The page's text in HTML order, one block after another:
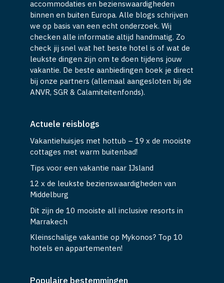
accommodaties en bezienswaardigheden
binnen en buiten Europa. Alle blogs schrijven
we op basis van een echt onderzoek. Wij
checken alle informatie altijd handmatig. Zo
check jij snel wat het beste hotel is of wat de
leukste dingen zijn om te doen tijdens jouw
vakantie. De beste aanbiedingen boek je direct
bij onze partners (allemaal aangesloten bij de
ANVR, SGR & Calamiteitenfonds).
Actuele reisblogs
Vakantiehuisjes met hottub – 19 x de mooiste
cottages met warm buitenbad!
Tips voor een vakantie naar IJsland
12 x de leukste bezienswaardigheden van
Middelburg
Dit zijn de 10 mooiste all inclusive resorts in
Marrakech
Kleinschalige vakantie op Mykonos? Top 10
hotels en appartementen!
Populaire bestemmingen